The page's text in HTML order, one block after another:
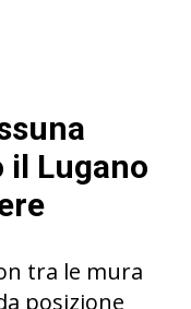
il Lugano
tra le mura
posizione